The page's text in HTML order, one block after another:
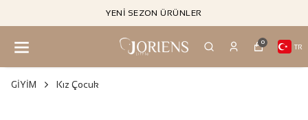
YENI SEZON ÜRÜNLER
0
TR
GİYİM Kız Çocuk